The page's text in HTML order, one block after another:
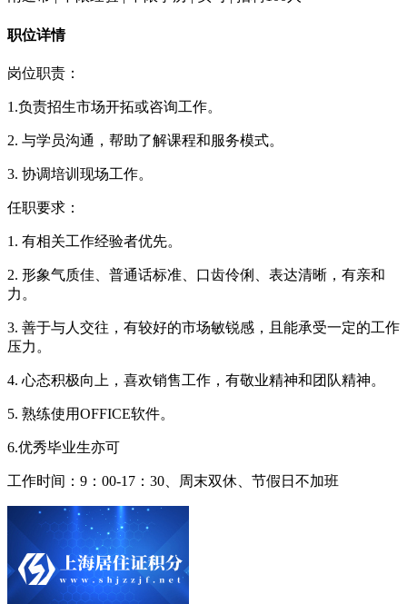
职位详情
岗位职责：
1.负责招生市场开拓或咨询工作。
2. 与学员沟通，帮助了解课程和服务模式。
3. 协调培训现场工作。
任职要求：
1. 有相关工作经验者优先。
2. 形象气质佳、普通话标准、口齿伶俐、表达清晰，有亲和
力。
3. 善于与人交往，有较好的市场敏锐感，且能承受一定的工作
压力。
4. 心态积极向上，喜欢销售工作，有敬业精神和团队精神。
5. 熟练使用OFFICE软件。
6.优秀毕业生亦可
工作时间：9：00-17：30、周末双休、节假日不加班